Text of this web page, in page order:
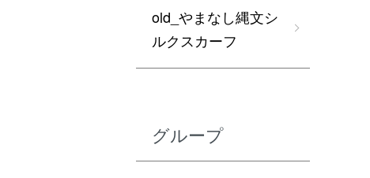
old_やまなし縄文シ
ルクスカーフ
グループ